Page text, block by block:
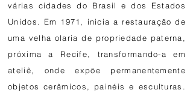
várias cidades do Brasil e dos Estados
Unidos. Em 1971, inicia a restauração de
uma velha olaria de propriedade paterna,
próxima a Recife, transformando-a em
ateliê, onde expõe permanentemente
objetos cerâmicos, painéis e esculturas.